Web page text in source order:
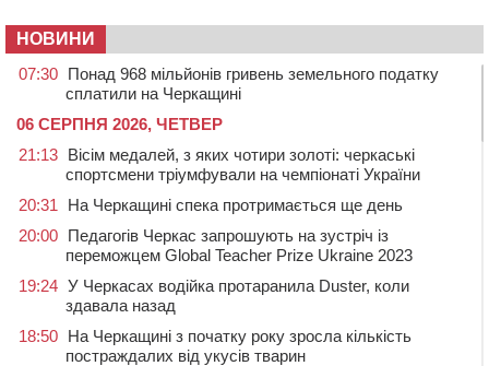
НОВИНИ
07:30 Понад 968 мільйонів гривень земельного податку
сплатили на Черкащині
06 СЕРПНЯ 2026, ЧЕТВЕР
21:13 Вісім медалей, з яких чотири золоті: черкаські
спортсмени тріумфували на чемпіонаті України
20:31
На Черкащині спека протримається ще день
20:00 Педагогів Черкас запрошують на зустріч із
переможцем Global Teacher Prize Ukraine 2023
19:24 У Черкасах водійка протаранила Duster, коли
здавала назад
18:50 На Черкащині з початку року зросла кількість
постраждалих від укусів тварин